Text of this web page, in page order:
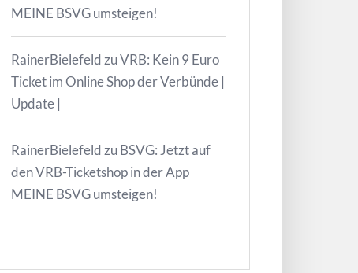
MEINE BSVG umsteigen!
RainerBielefeld zuVRB: Kein 9 Euro
Ticket im Online Shop der Verbünde |
Update |
RainerBielefeld zuBSVG: Jetzt auf
den VRB-Ticketshop in der App
MEINE BSVG umsteigen!